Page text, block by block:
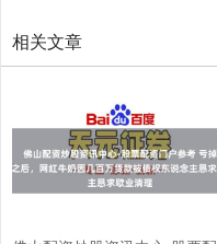
相关文章